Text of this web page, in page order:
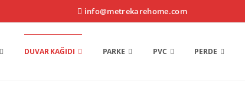
info@metrekarehome.com
DUVAR KAĞIDI PARKE PVC PERDE